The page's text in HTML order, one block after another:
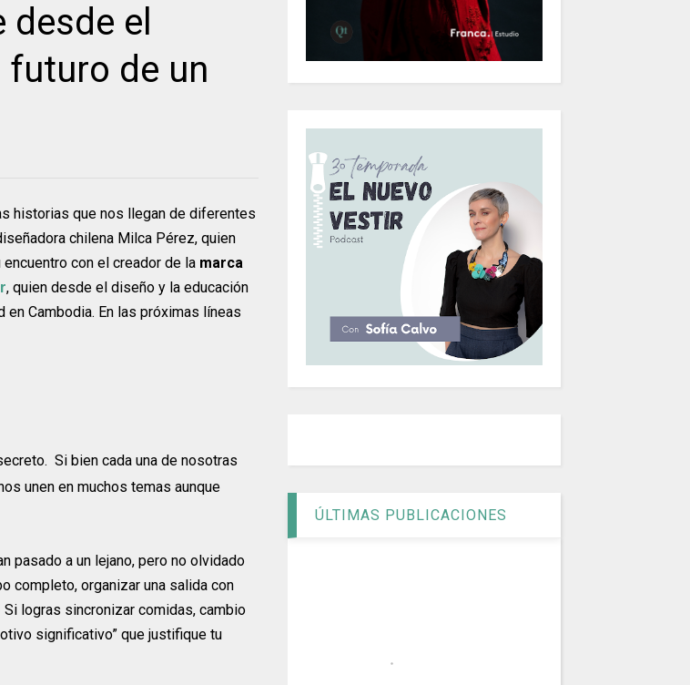
el
de un
historias que nos llegan de diferentes
chilena Milca Pérez, quien
con el creador de la marca
, quien desde el diseño y la educación
Cambodia. En las próximas líneas
Si bien cada una de nosotras
unen en muchos temas aunque
pasado a un lejano, pero no olvidado
completo, organizar una salida con
logras sincronizar comidas, cambio
significativo” que justifique tu
ÚLTIMAS PUBLICACIONES